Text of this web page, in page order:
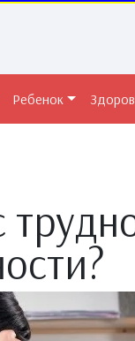
Ребенок